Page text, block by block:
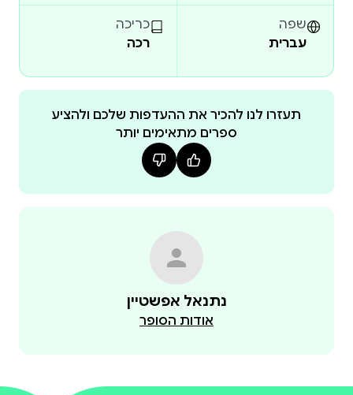
שפה
עברית
כריכה
רכה
תעזרו לנו להכיר את ההעדפות שלכם ולהציע
ספרים מתאימים יותר
נתנאל אפשטיין
אודות הסופר